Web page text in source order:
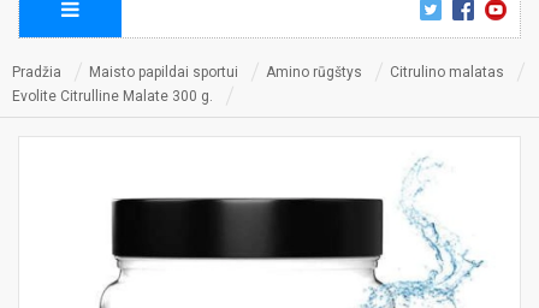
Pradžia Maisto papildai sportui Amino rūgštys
Citrulino malatas
Evolite Citrulline Malate 300 g.